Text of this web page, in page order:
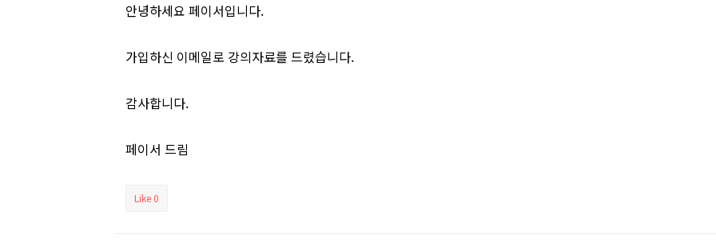
안녕하세요 페이서입니다.
가입하신 이메일로 강의자료를 드렸습니다.
감사합니다.
페이서 드림
Like 0